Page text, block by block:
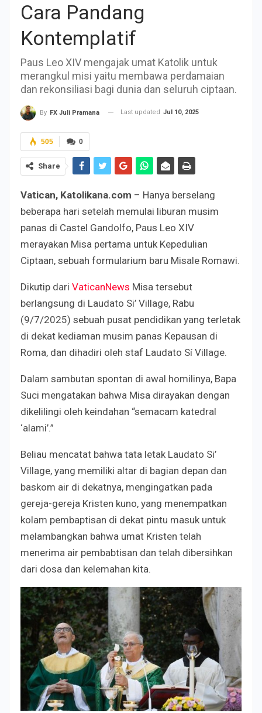
Cara Pandang
Kontemplatif
Paus Leo XIV mengajak umat Katolik untuk
merangkul misi yaitu membawa perdamaian
dan rekonsiliasi bagi dunia dan seluruh ciptaan.
By FX Juli Pramana Last updated Jul 10, 2025
0
505
Share
Vatican, Katolikana.com – Hanya berselang
beberapa hari setelah memulai liburan musim
panas di Castel Gandolfo, Paus Leo XIV
merayakan Misa pertama untuk Kepedulian
Ciptaan, sebuah formularium baru Misale Romawi.
Dikutip dari VaticanNews Misa tersebut
berlangsung di Laudato Si’ Village, Rabu
(9/7/2025) sebuah pusat pendidikan yang terletak
di dekat kediaman musim panas Kepausan di
Roma, dan dihadiri oleh staf Laudato Sí Village.
Dalam sambutan spontan di awal homilinya, Bapa
Suci mengatakan bahwa Misa dirayakan dengan
dikelilingi oleh keindahan “semacam katedral
‘alami’.”
Beliau mencatat bahwa tata letak Laudato Si’
Village, yang memiliki altar di bagian depan dan
baskom air di dekatnya, mengingatkan pada
gereja-gereja Kristen kuno, yang menempatkan
kolam pembaptisan di dekat pintu masuk untuk
melambangkan bahwa umat Kristen telah
menerima air pembabtisan dan telah dibersihkan
dari dosa dan kelemahan kita.